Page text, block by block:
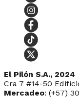
El Pilón S.A., 2024
Cra 7 #14-50
Mercadeo: (+57)